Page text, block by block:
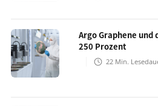
Argo Graphene und
250 Prozent
22 Min.